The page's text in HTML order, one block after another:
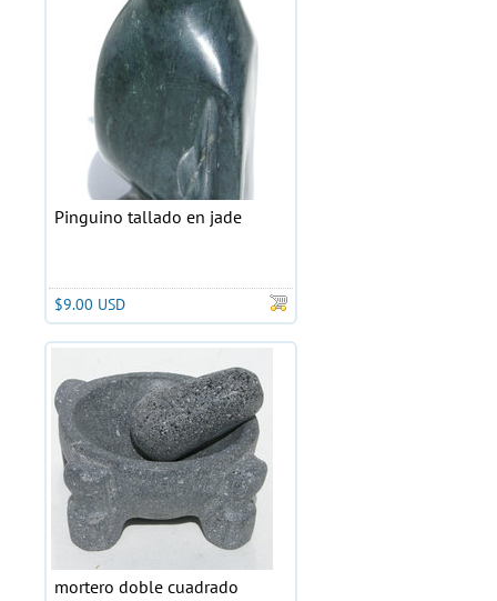
Pinguino tallado en jade
$9.00 USD
mortero doble cuadrado